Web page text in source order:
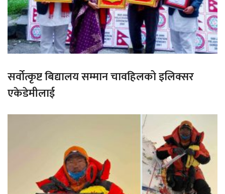
सर्वोत्कृष्ट बिद्यालय सम्मान चावहिलको इलिक्सर
एकेडेमीलाई